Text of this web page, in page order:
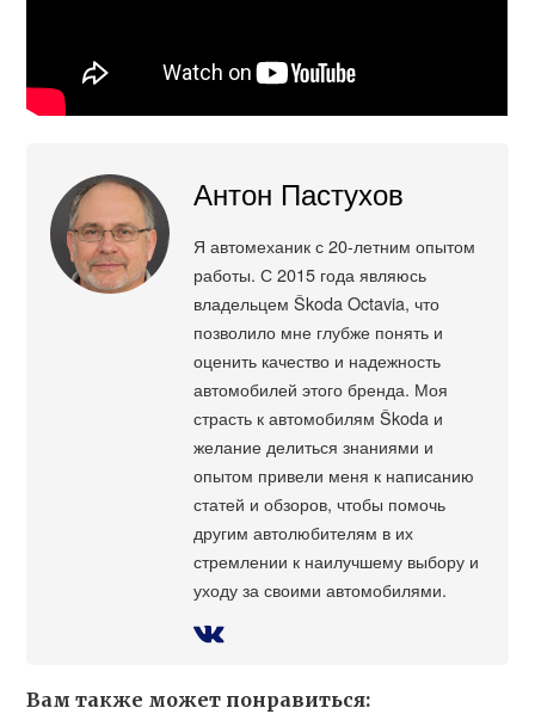
Антон Пастухов
Я автомеханик с 20-летним опытом
работы. С 2015 года являюсь
владельцем Škoda Octavia, что
позволило мне глубже понять и
оценить качество и надежность
автомобилей этого бренда. Моя
страсть к автомобилям Škoda и
желание делиться знаниями и
опытом привели меня к написанию
статей и обзоров, чтобы помочь
другим автолюбителям в их
стремлении к наилучшему выбору и
уходу за своими автомобилями.
Вам также может понравиться: